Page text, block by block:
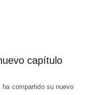
capítulo
compartido su nuevo